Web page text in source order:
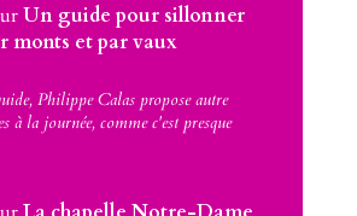
Un guide pour sillonner
monts et par vaux
Philippe Calas propose autre
à la journée, comme c'est presque